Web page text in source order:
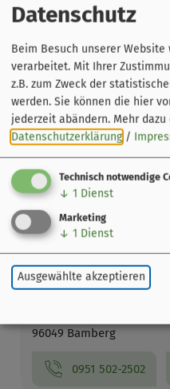
Papstornat Clemens‘ II.
sowie Schnitzwerke von Veit
Diözesanmuseum
96049 Bamberg
0951 502-2502
Datenschutz
Beim Besuch unserer
verarbeitet. Mit Ihrer
z.B. zum Zweck der
werden. Sie können die hier
jederzeit abändern. Mehr
Datenschutzerklärung /
Technisch notwendige
↓ 1 Dienst
Marketing
↓ 1 Dienst
Ausgewählte akzeptieren